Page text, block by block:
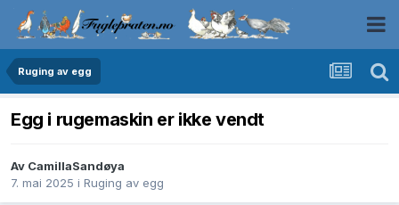
Ruging av egg
Egg i rugemaskin er ikke vendt
Av CamillaSandøya
7. mai 2025 i Ruging av egg